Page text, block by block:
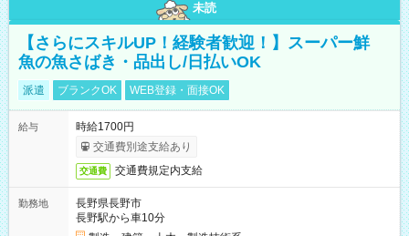
未読
【さらにスキルUP！経験者歓迎！】スーパー鮮
魚の魚さばき・品出し/日払いOK
派遣 ブランクOK WEB登録・面接OK
給与
時給1700円
交通費別途支給あり
交通費 交通費規定内支給
勤務地
長野県長野市
長野駅から車10分